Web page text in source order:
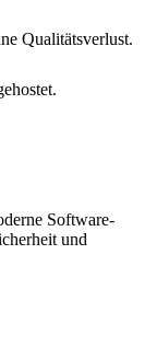
Qualitätsverlust.
Software-
und